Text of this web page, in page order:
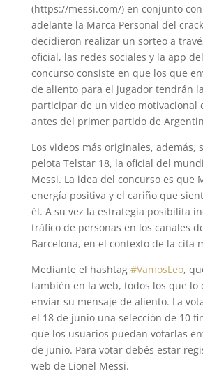
(https://messi.com/) en conjunto
adelante la Marca Personal del
decidieron realizar un sorteo a
oficial, las redes sociales y la app
concurso consiste en que los que
de aliento para el jugador tendrán
participar de un video motivacional
antes del primer partido de
Los videos más originales, además,
pelota Telstar 18, la oficial del
Messi. La idea del concurso es que
energía positiva y el cariño que
él. A su vez la estrategia posibilita
tráfico de personas en los canales
Barcelona, en el contexto de la cita
Mediante el hashtag #VamosLeo,
también en la web, todos los que lo
enviar su mensaje de aliento. La
el 18 de junio una selección de 10
que los usuarios puedan votarlas
de junio. Para votar debés estar
web de Lionel Messi.